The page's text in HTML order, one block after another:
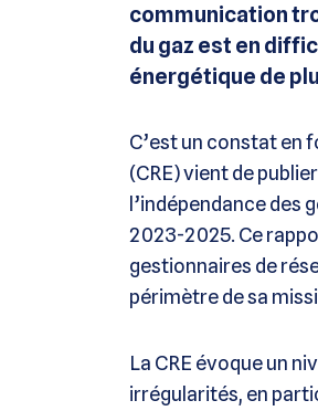
communication
du gaz est en
énergétique de
C’est un constat en
(CRE) vient de
l’indépendance des
2023-2025. Ce
gestionnaires de
périmètre de sa
La CRE évoque un
irrégularités, en